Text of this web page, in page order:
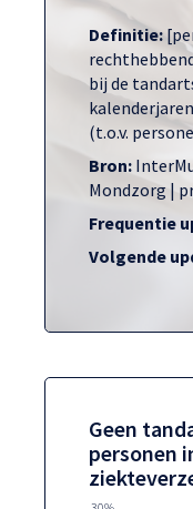
Definitie:
bij de
(t.o.v.
Bron:
Mondzorg |
Frequentie
Volgende
Geen
personen